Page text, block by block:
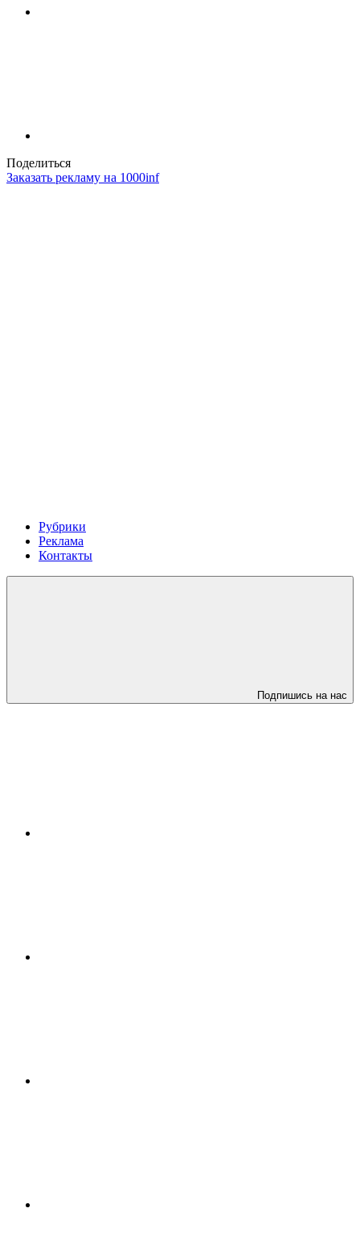
Поделиться
Заказать рекламу на 1000inf
Рубрики
Реклама
Контакты
Подпишись на нас